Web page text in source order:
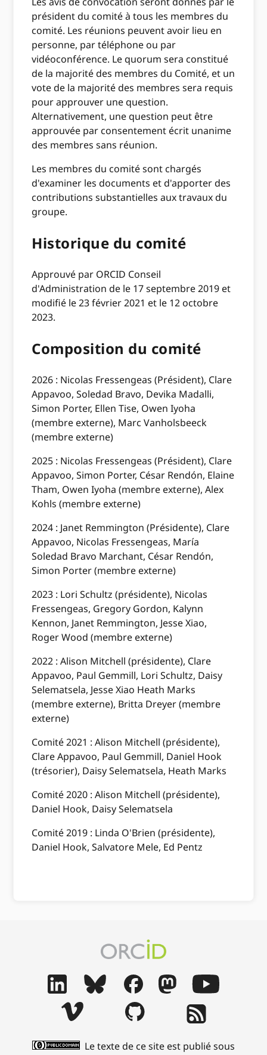
président du comité à tous les membres du
comité. Les réunions peuvent avoir lieu en
personne, par téléphone ou par
vidéoconférence. Le quorum sera constitué
de la majorité des membres du Comité, et un
vote de la majorité des membres sera requis
pour approuver une question.
Alternativement, une question peut être
approuvée par consentement écrit unanime
des membres sans réunion.
Les membres du comité sont chargés
d'examiner les documents et d'apporter des
contributions substantielles aux travaux du
groupe.
Historique du comité
Approuvé par ORCID Conseil
d'Administration de le 17 septembre 2019 et
modifié le 23 février 2021 et le 12 octobre
2023.
Composition du comité
2026 : Nicolas Fressengeas (Président), Clare
Appavoo, Soledad Bravo, Devika Madalli,
Simon Porter, Ellen Tise, Owen Iyoha
(membre externe), Marc Vanholsbeeck
(membre externe)
2025 : Nicolas Fressengeas (Président), Clare
Appavoo, Simon Porter, César Rendón, Elaine
Tham, Owen Iyoha (membre externe), Alex
Kohls (membre externe)
2024 : Janet Remmington (Présidente), Clare
Appavoo, Nicolas Fressengeas, María
Soledad Bravo Marchant, César Rendón,
Simon Porter (membre externe)
2023 : Lori Schultz (présidente), Nicolas
Fressengeas, Gregory Gordon, Kalynn
Kennon, Janet Remmington, Jesse Xiao,
Roger Wood (membre externe)
2022 : Alison Mitchell (présidente), Clare
Appavoo, Paul Gemmill, Lori Schultz, Daisy
Selematsela, Jesse Xiao Heath Marks
(membre externe), Britta Dreyer (membre
externe)
Comité 2021 : Alison Mitchell (présidente),
Clare Appavoo, Paul Gemmill, Daniel Hook
(trésorier), Daisy Selematsela, Heath Marks
Comité 2020 : Alison Mitchell (présidente),
Daniel Hook, Daisy Selematsela
Comité 2019 : Linda O'Brien (présidente),
Daniel Hook, Salvatore Mele, Ed Pentz
Le texte de ce site est publié sous